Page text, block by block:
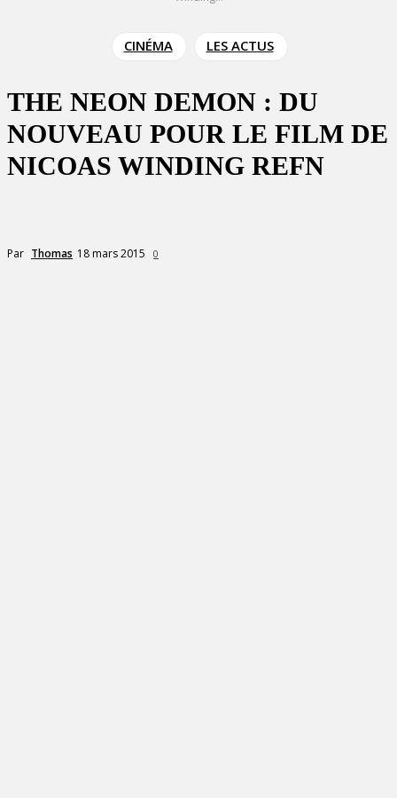
CINÉMA LES ACTUS
THE NEON DEMON : DU
NOUVEAU POUR LE FILM DE
NICOAS WINDING REFN
Par Thomas 18 mars 2015 0